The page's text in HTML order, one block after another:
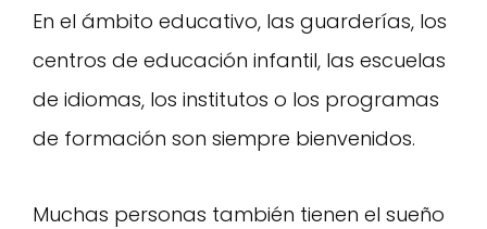
En el ámbito educativo, las guarderías, los
centros de educación infantil, las escuelas
de idiomas, los institutos o los programas
de formación son siempre bienvenidos.
Muchas personas también tienen el sueño